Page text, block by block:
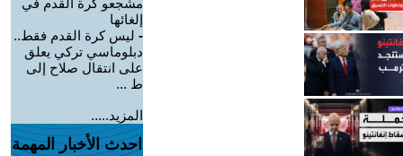
مشجعو كرة القدم في
إلغائها
- ليس كرة القدم فقط..
دبلوماسي تركي يعلق
على انتقال صلاح إلى
ط ...
المزيد.....
احدث الأخبار المهمة